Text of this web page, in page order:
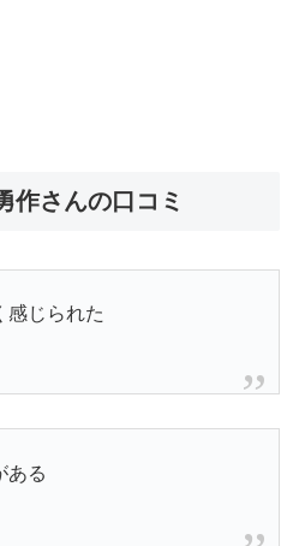
作さんの口コミ
感じられた
ある